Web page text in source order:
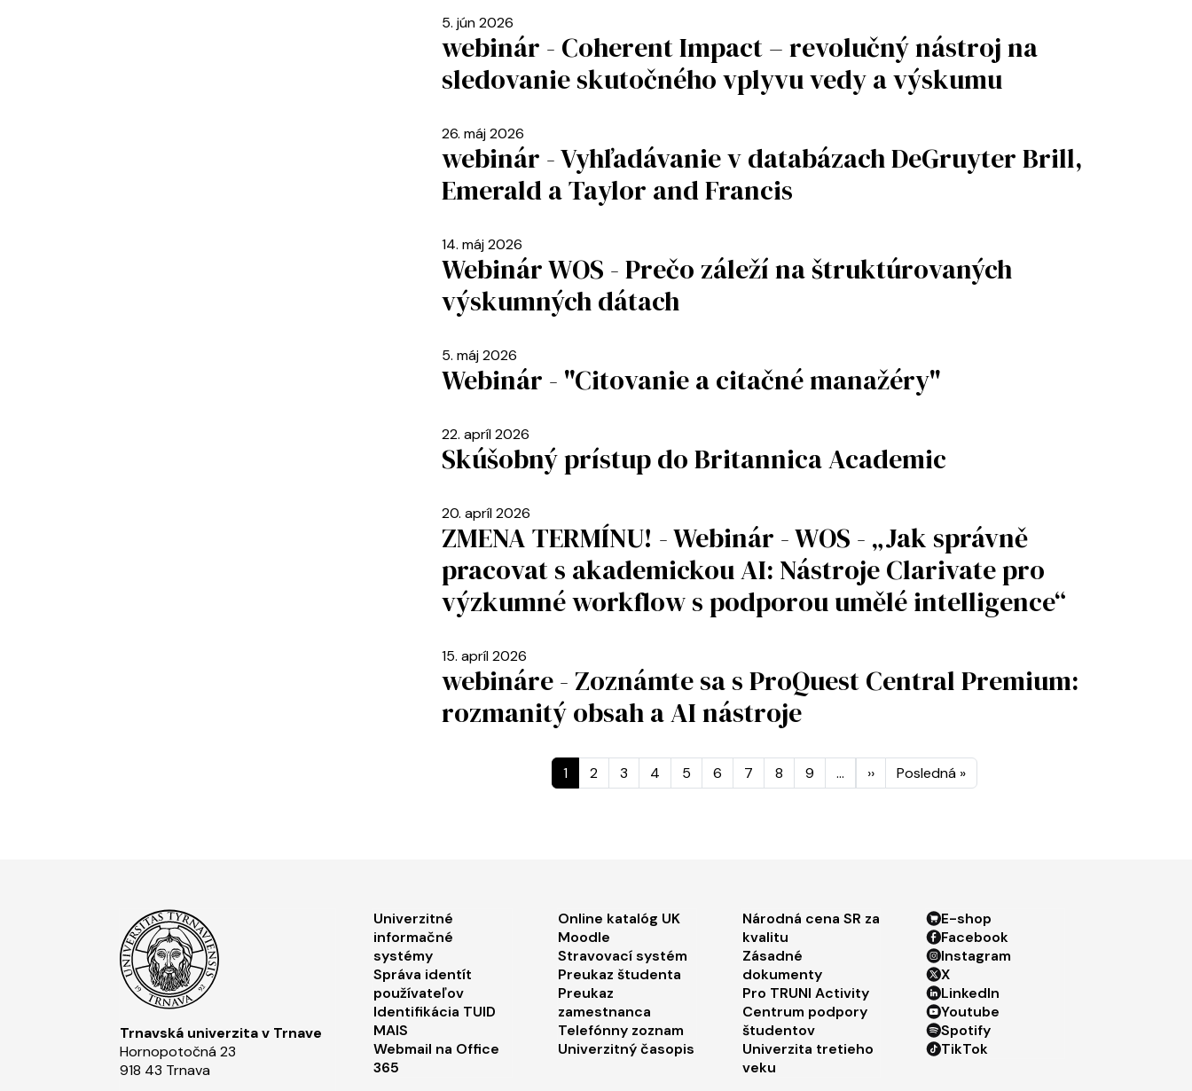
5. jún 2026
webinár - Coherent Impact – revolučný nástroj na
sledovanie skutočného vplyvu vedy a výskumu
26. máj 2026
webinár - Vyhľadávanie v databázach DeGruyter Brill,
Emerald a Taylor and Francis
14. máj 2026
Webinár WOS - Prečo záleží na štruktúrovaných
výskumných dátach
5. máj 2026
Webinár - "Citovanie a citačné manažéry"
22. apríl 2026
Skúšobný prístup do Britannica Academic
20. apríl 2026
ZMENA TERMÍNU! - Webinár - WOS - „Jak správně
pracovat s akademickou AI: Nástroje Clarivate pro
výzkumné workflow s podporou umělé intelligence“
15. apríl 2026
webináre - Zoznámte sa s ProQuest Central Premium:
rozmanitý obsah a AI nástroje
Stránkovanie
1 2 3 4 5 6 7 8 9 … ››Ďalšia strana
Posledná »Posledná strana
Trnavská univerzita v Trnave
Hornopotočná 23
918 43 Trnava
Footer menu 1
Univerzitné
informačné
systémy
Správa identít
používateľov
Identifikácia TUID
MAIS
Webmail na Office
365
Footer menu 2
Online katalóg UK
Moodle
Stravovací systém
Preukaz študenta
Preukaz
zamestnanca
Telefónny zoznam
Univerzitný časopis
Footer menu 3
Národná cena SR za
kvalitu
Zásadné
dokumenty
Pro TRUNI Activity
Centrum podpory
študentov
Univerzita tretieho
veku
Footer menu 4
E-shop
Facebook
Instagram
X
LinkedIn
Youtube
Spotify
TikTok